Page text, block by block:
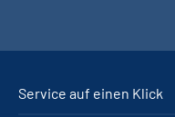
Service auf einen Klick